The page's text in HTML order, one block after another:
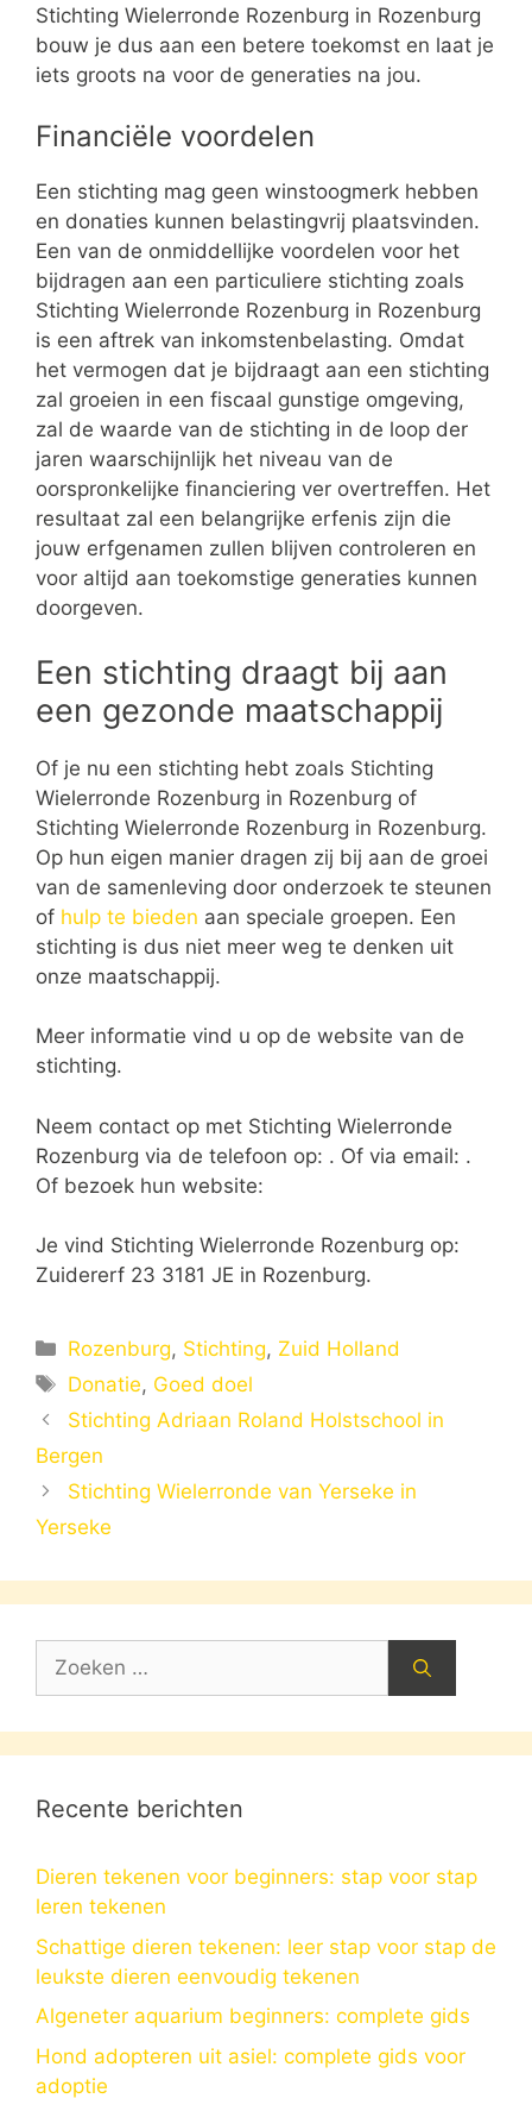
Stichting Wielerronde Rozenburg in Rozenburg
bouw je dus aan een betere toekomst en laat je
iets groots na voor de generaties na jou.
Financiële voordelen
Een stichting mag geen winstoogmerk hebben
en donaties kunnen belastingvrij plaatsvinden.
Een van de onmiddellijke voordelen voor het
bijdragen aan een particuliere stichting zoals
Stichting Wielerronde Rozenburg in Rozenburg
is een aftrek van inkomstenbelasting. Omdat
het vermogen dat je bijdraagt aan een stichting
zal groeien in een fiscaal gunstige omgeving,
zal de waarde van de stichting in de loop der
jaren waarschijnlijk het niveau van de
oorspronkelijke financiering ver overtreffen. Het
resultaat zal een belangrijke erfenis zijn die
jouw erfgenamen zullen blijven controleren en
voor altijd aan toekomstige generaties kunnen
doorgeven.
Een stichting draagt bij aan
een gezonde maatschappij
Of je nu een stichting hebt zoals Stichting
Wielerronde Rozenburg in Rozenburg of
Stichting Wielerronde Rozenburg in Rozenburg.
Op hun eigen manier dragen zij bij aan de groei
van de samenleving door onderzoek te steunen
of hulp te bieden aan speciale groepen. Een
stichting is dus niet meer weg te denken uit
onze maatschappij.
Meer informatie vind u op de website van de
stichting.
Neem contact op met Stichting Wielerronde
Rozenburg via de telefoon op: . Of via email: .
Of bezoek hun website:
Je vind Stichting Wielerronde Rozenburg op:
Zuidererf 23 3181 JE in Rozenburg.
Categorieën
Rozenburg, Stichting, Zuid Holland
Tags
Donatie, Goed doel
Stichting Adriaan Roland Holstschool in
Bergen
Stichting Wielerronde van Yerseke in
Yerseke
Zoek
Recente berichten
Dieren tekenen voor beginners: stap voor stap
leren tekenen
Schattige dieren tekenen: leer stap voor stap de
leukste dieren eenvoudig tekenen
Algeneter aquarium beginners: complete gids
Hond adopteren uit asiel: complete gids voor
adoptie